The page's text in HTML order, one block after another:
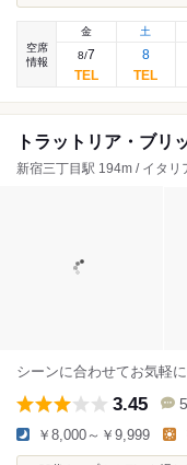
空席
情報
金
8/7
土
8
トラットリア・ブリ
新宿三丁目駅 194m / イタ
シーンに合わせてお気軽
3.45
￥8,000～￥9,999